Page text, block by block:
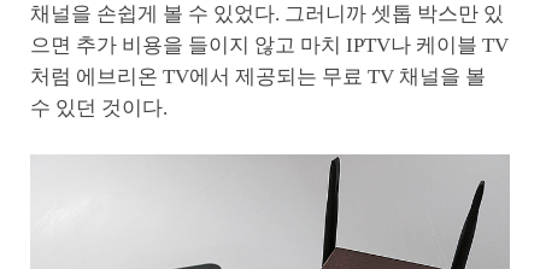
채널을 손쉽게 볼 수 있었다. 그러니까 셋톱 박스만 있
으면 추가 비용을 들이지 않고 마치 IPTV나 케이블 TV
처럼 에브리온 TV에서 제공되는 무료 TV 채널을 볼
수 있던 것이다.